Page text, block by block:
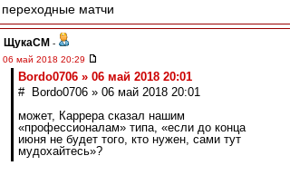
переходные матчи
ЩукаСМ -
06 май 2018 20:29
Bordo0706 » 06 май 2018 20:01
# Bordo0706 » 06 май 2018 20:01
может, Каррера сказал нашим
«профессионалам» типа, «если до конца
июня не будет того, кто нужен, сами тут
мудохайтесь»?